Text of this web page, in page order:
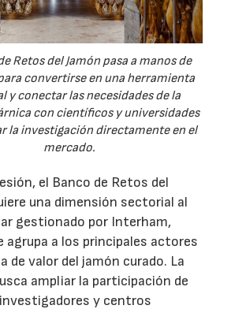
Retos del Jamón pasa a manos de
convertirse en una herramienta
y conectar las necesidades de la
con científicos y universidades
la investigación directamente en el
mercado.
el Banco de Retos del
una dimensión sectorial al
gestionado por Interham,
agrupa a los principales actores
de valor del jamón curado. La
ampliar la participación de
y centros